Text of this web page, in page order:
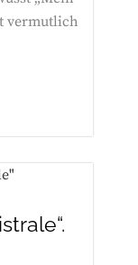
vermutlich